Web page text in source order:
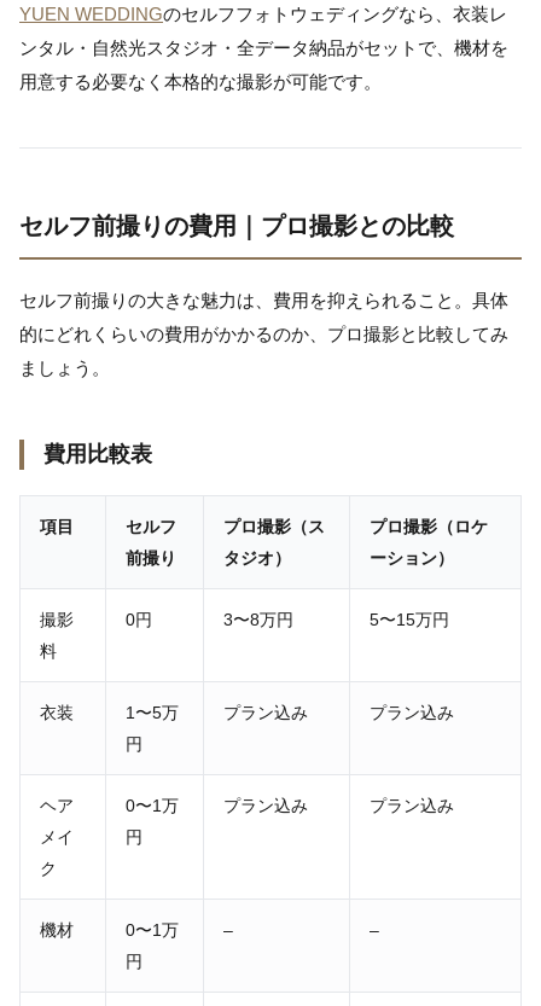
YUEN WEDDINGのセルフフォトウェディングなら、衣装レ
ンタル・自然光スタジオ・全データ納品がセットで、機材を
用意する必要なく本格的な撮影が可能です。
セルフ前撮りの費用｜プロ撮影との比較
セルフ前撮りの大きな魅力は、費用を抑えられること。具体
的にどれくらいの費用がかかるのか、プロ撮影と比較してみ
ましょう。
費用比較表
項目
セルフ
前撮り
プロ撮影（ス
タジオ）
プロ撮影（ロケ
ーション）
撮影
料
0円 3〜8万円 5〜15万円
衣装
1〜5万
円
プラン込み プラン込み
ヘア
メイ
ク
0〜1万
円
プラン込み プラン込み
機材
0〜1万
円
– –